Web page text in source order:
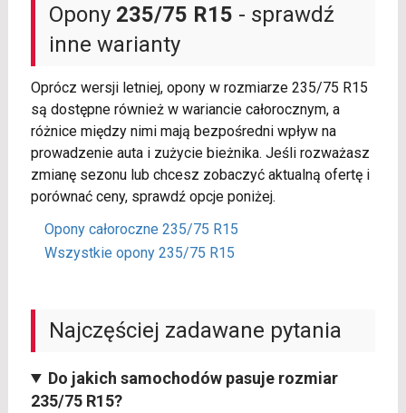
Opony 235/75 R15 - sprawdź
inne warianty
Oprócz wersji letniej, opony w rozmiarze 235/75 R15
są dostępne również w wariancie całorocznym, a
różnice między nimi mają bezpośredni wpływ na
prowadzenie auta i zużycie bieżnika. Jeśli rozważasz
zmianę sezonu lub chcesz zobaczyć aktualną ofertę i
porównać ceny, sprawdź opcje poniżej.
Opony całoroczne 235/75 R15
Wszystkie opony 235/75 R15
Najczęściej zadawane pytania
Do jakich samochodów pasuje rozmiar
235/75 R15?